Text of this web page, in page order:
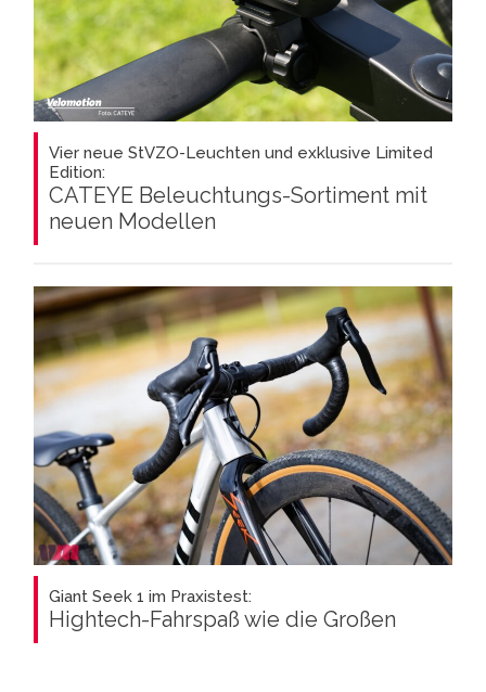
Vier neue StVZO-Leuchten und exklusive Limited
Edition:
CATEYE Beleuchtungs-Sortiment mit
neuen Modellen
Giant Seek 1 im Praxistest:
Hightech-Fahrspaß wie die Großen